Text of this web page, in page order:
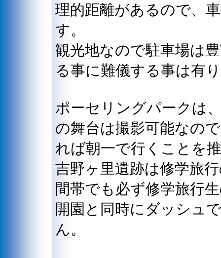
理的距離があるので、
す。
観光地なので駐車場は
る事に難儀する事は有
ポーセリングパークは
の舞台は撮影可能なの
れば朝一で行くことを
吉野ヶ里遺跡は修学旅
間帯でも必ず修学旅行
開園と同時にダッシュ
ん。